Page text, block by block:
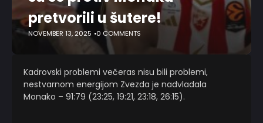
pretvorili u šutere!
NOVEMBER 13, 2025 0 COMMENTS
Kadrovski problemi večeras nisu bili problemi,
nestvarnom energijom Zvezda je nadvladala
Monako – 91:79 (23:25, 19:21, 23:18, 26:15).